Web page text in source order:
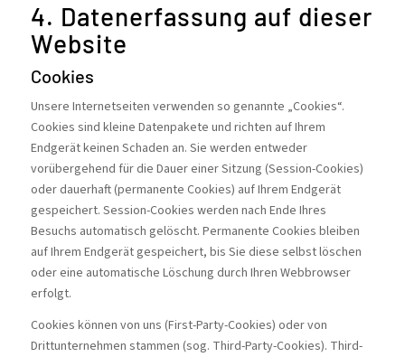
4. Datenerfassung auf dieser
Website
Cookies
Unsere Internetseiten verwenden so genannte „Cookies“.
Cookies sind kleine Datenpakete und richten auf Ihrem
Endgerät keinen Schaden an. Sie werden entweder
vorübergehend für die Dauer einer Sitzung (Session-Cookies)
oder dauerhaft (permanente Cookies) auf Ihrem Endgerät
gespeichert. Session-Cookies werden nach Ende Ihres
Besuchs automatisch gelöscht. Permanente Cookies bleiben
auf Ihrem Endgerät gespeichert, bis Sie diese selbst löschen
oder eine automatische Löschung durch Ihren Webbrowser
erfolgt.
Cookies können von uns (First-Party-Cookies) oder von
Drittunternehmen stammen (sog. Third-Party-Cookies). Third-